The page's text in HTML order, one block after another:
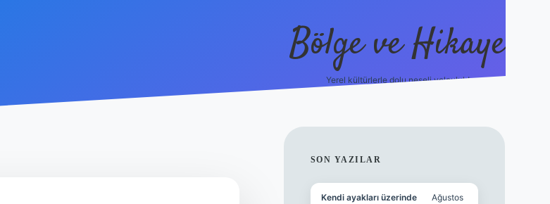
Bölge ve Hikaye
Yerel kültürlerle dolu neşeli yolculuk!
SIDEBAR
SON YAZILAR
Kendi ayakları üzerinde
Ağustos
grand opera